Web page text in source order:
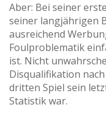
Aber: Bei seiner
seiner langjährigen
ausreichend
Foulproblematik
ist. Nicht
Disqualifikation
dritten Spiel sein
Statistik war.